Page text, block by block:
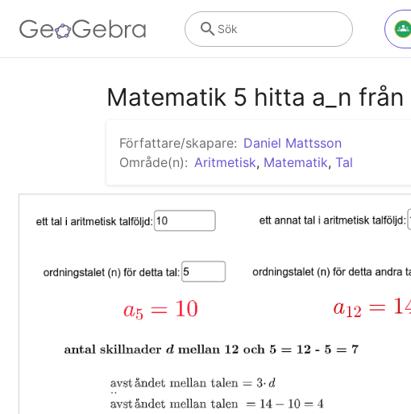
Sök
Matematik 5 hitta a_n
Författare/skapare: Daniel Mattsson
Område(n): Aritmetisk, Matematik, Tal